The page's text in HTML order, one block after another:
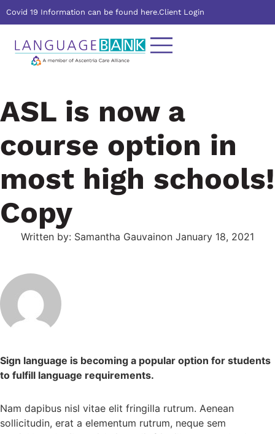
Covid 19 Information can be found here.Client Login
ASL is now a
course option in
most high schools!
Copy
Written by: Samantha Gauvainon January 18, 2021
Sign language is becoming a popular option for students
to fulfill language requirements.
Nam dapibus nisl vitae elit fringilla rutrum. Aenean
sollicitudin, erat a elementum rutrum, neque sem